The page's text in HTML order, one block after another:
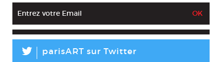
L parisART sur Twitter